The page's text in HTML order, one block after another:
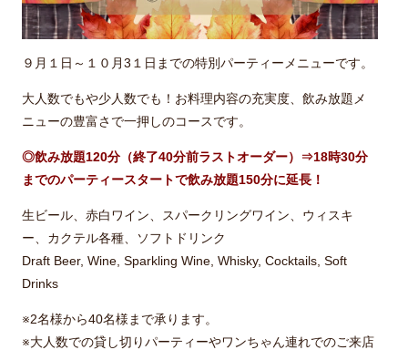
９月１日～１０月3１日までの特別パーティーメニューです。
大人数でもや少人数でも！お料理内容の充実度、飲み放題メ
ニューの豊富さで一押しのコースです。
◎飲み放題120分（終了40分前ラストオーダー）⇒18時30分
までのパーティースタートで飲み放題150分に延長！
生ビール、赤白ワイン、スパークリングワイン、ウィスキ
ー、カクテル各種、ソフトドリンク
Draft Beer, Wine, Sparkling Wine, Whisky, Cocktails, Soft
Drinks
※2名様から40名様まで承ります。
※大人数での貸し切りパーティーやワンちゃん連れでのご来店